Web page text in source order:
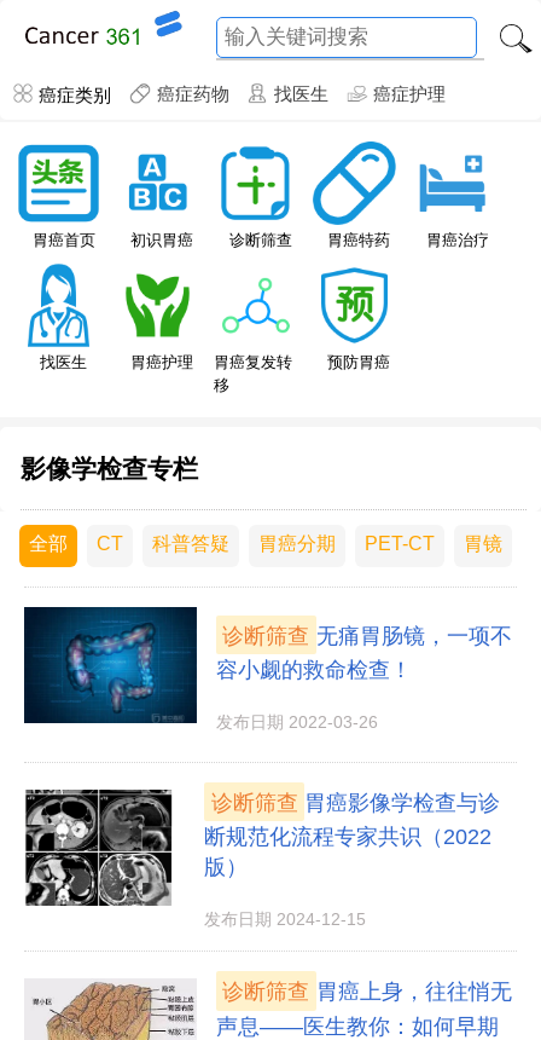
癌症类别 癌症药物 找医生 癌症护理
胃癌首页 初识胃癌 诊断筛查 胃癌特药 胃癌治疗
找医生 胃癌护理
胃癌复发转
移
预防胃癌
影像学检查专栏
全部 CT 科普答疑 胃癌分期 PET-CT 胃镜
诊断筛查 无痛胃肠镜，一项不
容小觑的救命检查！
发布日期 2022-03-26
诊断筛查 胃癌影像学检查与诊
断规范化流程专家共识（2022
版）
发布日期 2024-12-15
诊断筛查 胃癌上身，往往悄无
声息——医生教你：如何早期